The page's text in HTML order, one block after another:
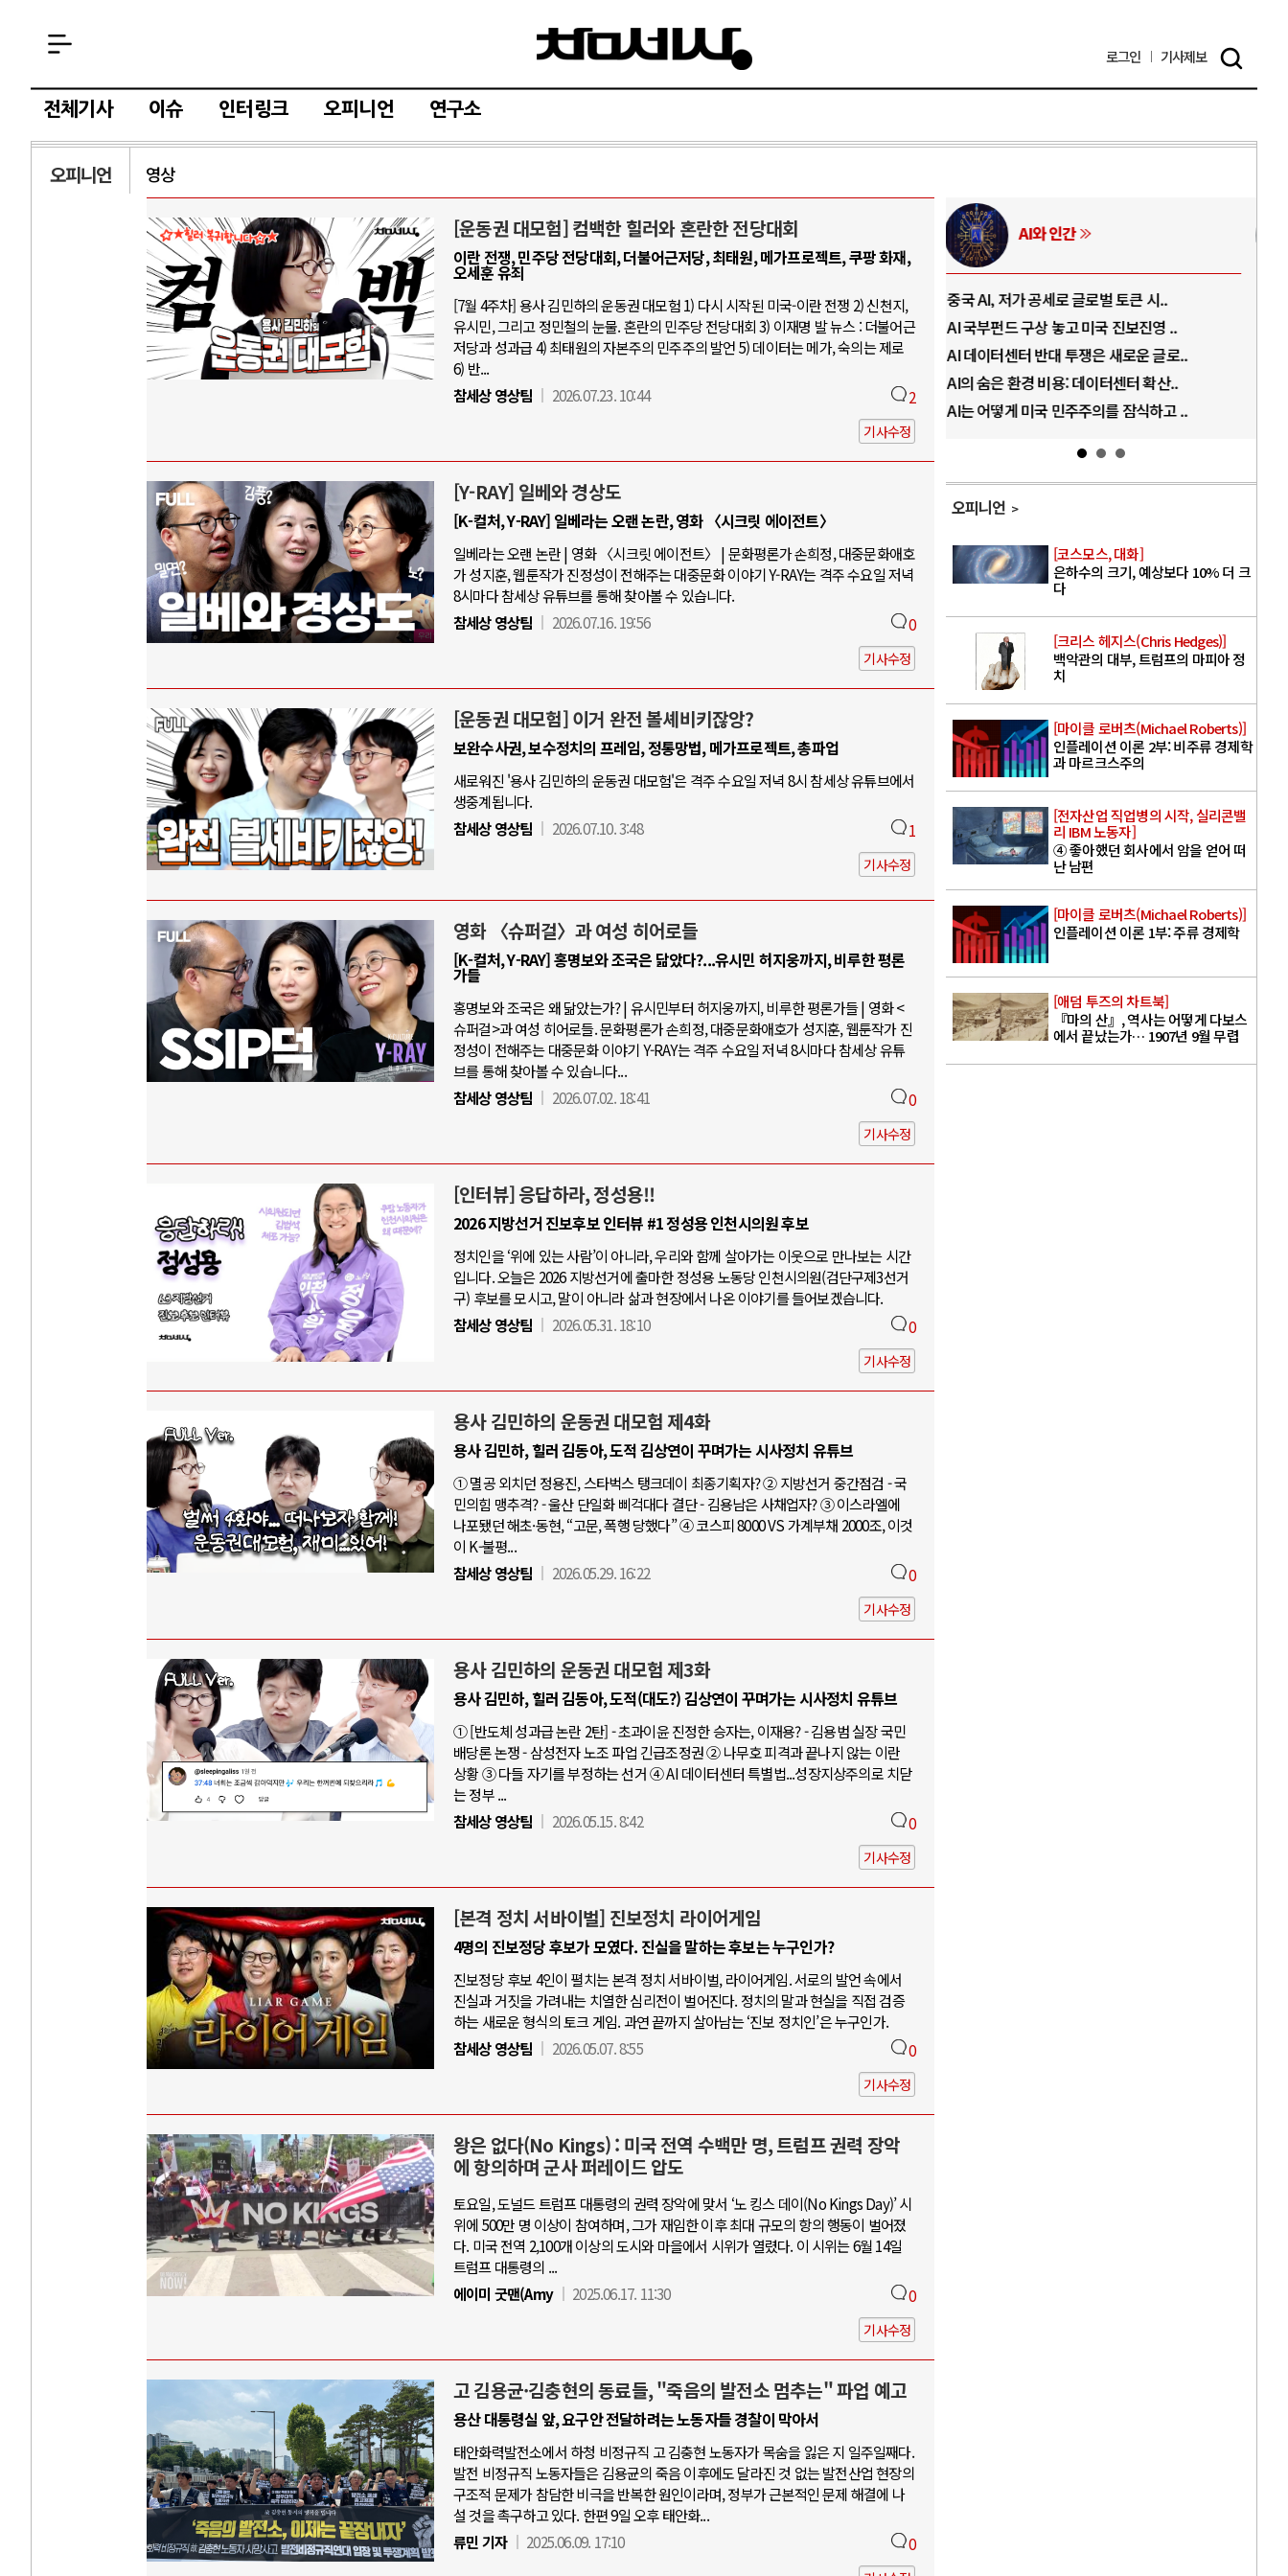
로그인 기사제보
전체기사 이슈 인터링크 오피니언 연구소
오피니언 영상
[운동권 대모험] 컴백한 힐러와 혼란한 전당대회
이란 전쟁, 민주당 전당대회, 더불어근저당, 최태원, 메가프로젝트, 쿠팡 화재,
오세훈 유죄
[7월 4주차] 용사 김민하의 운동권 대모험 1) 다시 시작된 미국-이란 전쟁 2) 신천지,
유시민, 그리고 정민철의 눈물. 혼란의 민주당 전당대회 3) 이재명 발 뉴스 : 더불어근
저당과 성과급 4) 최태원의 자본주의 민주주의 발언 5) 데이터는 메가, 숙의는 제로
6) 반...
참세상 영상팀
2026.07.23. 10:44 2
기사수정
[Y-RAY] 일베와 경상도
[K-컬처, Y-RAY] 일베라는 오랜 논란, 영화 〈시크릿 에이전트〉
일베라는 오랜 논란 | 영화 〈시크릿 에이전트〉 | 문화평론가 손희정, 대중문화애호
가 성지훈, 웹툰작가 진정성이 전해주는 대중문화 이야기 Y-RAY는 격주 수요일 저녁
8시마다 참세상 유튜브를 통해 찾아볼 수 있습니다.
참세상 영상팀
2026.07.16. 19:56 0
기사수정
[운동권 대모험] 이거 완전 볼셰비키잖앙?
보완수사권, 보수정치의 프레임, 정통망법, 메가프로젝트, 총파업
새로워진 '용사 김민하의 운동권 대모험'은 격주 수요일 저녁 8시 참세상 유튜브에서
생중계됩니다.
참세상 영상팀
2026.07.10. 3:48 1
기사수정
영화 〈슈퍼걸〉과 여성 히어로들
[K-컬처, Y-RAY] 홍명보와 조국은 닮았다?...유시민 허지웅까지, 비루한 평론
가들
홍명보와 조국은 왜 닮았는가? | 유시민부터 허지웅까지, 비루한 평론가들 | 영화 <
슈퍼걸>과 여성 히어로들. 문화평론가 손희정, 대중문화애호가 성지훈, 웹툰작가 진
정성이 전해주는 대중문화 이야기 Y-RAY는 격주 수요일 저녁 8시마다 참세상 유튜
브를 통해 찾아볼 수 있습니다...
참세상 영상팀
2026.07.02. 18:41 0
기사수정
[인터뷰] 응답하라, 정성용!!
2026 지방선거 진보후보 인터뷰 #1 정성용 인천시의원 후보
정치인을 ‘위에 있는 사람’이 아니라, 우리와 함께 살아가는 이웃으로 만나보는 시간
입니다. 오늘은 2026 지방선거에 출마한 정성용 노동당 인천시의원(검단구제3선거
구) 후보를 모시고, 말이 아니라 삶과 현장에서 나온 이야기를 들어보겠습니다.
참세상 영상팀
2026.05.31. 18:10 0
기사수정
용사 김민하의 운동권 대모험 제4화
용사 김민하, 힐러 김동아, 도적 김상연이 꾸며가는 시사정치 유튜브
① 멸공 외치던 정용진, 스타벅스 탱크데이 최종기획자? ② 지방선거 중간점검 - 국
민의힘 맹추격? - 울산 단일화 삐걱대다 결단 - 김용남은 사채업자? ③ 이스라엘에
나포됐던 해초·동현, “고문, 폭행 당했다” ④ 코스피 8000 VS 가계부채 2000조, 이것
이 K-불평...
참세상 영상팀
2026.05.29. 16:22 0
기사수정
용사 김민하의 운동권 대모험 제3화
용사 김민하, 힐러 김동아, 도적(대도?) 김상연이 꾸며가는 시사정치 유튜브
① [반도체 성과급 논란 2탄] - 초과이윤 진정한 승자는, 이재용? - 김용범 실장 국민
배당론 논쟁 - 삼성전자 노조 파업 긴급조정권 ② 나무호 피격과 끝나지 않는 이란
상황 ③ 다들 자기를 부정하는 선거 ④ AI 데이터센터 특별법...성장지상주의로 치닫
는 정부 ...
참세상 영상팀
2026.05.15. 8:42 0
기사수정
[본격 정치 서바이벌] 진보정치 라이어게임
4명의 진보정당 후보가 모였다. 진실을 말하는 후보는 누구인가?
진보정당 후보 4인이 펼치는 본격 정치 서바이벌, 라이어게임. 서로의 발언 속에서
진실과 거짓을 가려내는 치열한 심리전이 벌어진다. 정치의 말과 현실을 직접 검증
하는 새로운 형식의 토크 게임. 과연 끝까지 살아남는 ‘진보 정치인’은 누구인가.
참세상 영상팀
2026.05.07. 8:55 0
기사수정
왕은 없다(No Kings) : 미국 전역 수백만 명, 트럼프 권력 장악
에 항의하며 군사 퍼레이드 압도
토요일, 도널드 트럼프 대통령의 권력 장악에 맞서 ‘노 킹스 데이(No Kings Day)’ 시
위에 500만 명 이상이 참여하며, 그가 재임한 이후 최대 규모의 항의 행동이 벌어졌
다. 미국 전역 2,100개 이상의 도시와 마을에서 시위가 열렸다. 이 시위는 6월 14일
트럼프 대통령의 ...
에이미 굿맨(Amy
2025.06.17. 11:30 0
기사수정
고 김용균·김충현의 동료들, "죽음의 발전소 멈추는" 파업 예고
용산 대통령실 앞, 요구안 전달하려는 노동자들 경찰이 막아서
태안화력발전소에서 하청 비정규직 고 김충현 노동자가 목숨을 잃은 지 일주일째다.
발전 비정규직 노동자들은 김용균의 죽음 이후에도 달라진 것 없는 발전산업 현장의
구조적 문제가 참담한 비극을 반복한 원인이라며, 정부가 근본적인 문제 해결에 나
설 것을 촉구하고 있다. 한편 9일 오후 태안화...
류민 기자
2025.06.09. 17:10 0
AI와 인간
중국 AI, 저가 공세로 글로벌 토큰 시..
AI 국부펀드 구상 놓고 미국 진보진영 ..
AI 데이터센터 반대 투쟁은 새로운 글로..
러시아-우크라이나 전쟁
전쟁의 추상화: 우크라이나, 대리전의 역..
EU·우크라이나 드론 협력 직후, 러시아..
나토, 우크라 군사지원 2027년까지 공..
우크라이나, 덴마크, 에스토니아, 네덜란..
러·우크라, 대규모 공습 주고받아…민간 ..
오피니언
[코스모스, 대화]
은하수의 크기, 예상보다 10% 더 크
다
[크리스 헤지스(Chris Hedges)]
백악관의 대부, 트럼프의 마피아 정
치
[마이클 로버츠(Michael Roberts)]
인플레이션 이론 2부: 비주류 경제학
과 마르크스주의
[전자산업 직업병의 시작, 실리콘밸
리 IBM 노동자]
④ 좋아했던 회사에서 암을 얻어 떠
난 남편
[마이클 로버츠(Michael Roberts)]
인플레이션 이론 1부: 주류 경제학
[애덤 투즈의 차트북]
『마의 산』, 역사는 어떻게 다보스
에서 끝났는가… 1907년 9월 무렵